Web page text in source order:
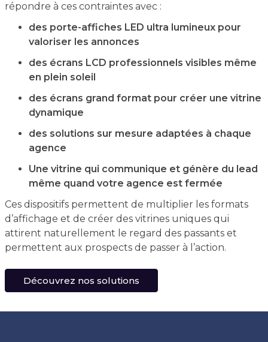
répondre à ces contraintes avec :
des porte-affiches LED ultra lumineux pour
valoriser les annonces
des écrans LCD professionnels visibles même
en plein soleil
des écrans grand format pour créer une vitrine
dynamique
des solutions sur mesure adaptées à chaque
agence
Une vitrine qui communique et génère du lead
même quand votre agence est fermée
Ces dispositifs permettent de multiplier les formats
d’affichage et de créer des vitrines uniques qui
attirent naturellement le regard des passants et
permettent aux prospects de passer à l’action.
Découvrez nos solutions